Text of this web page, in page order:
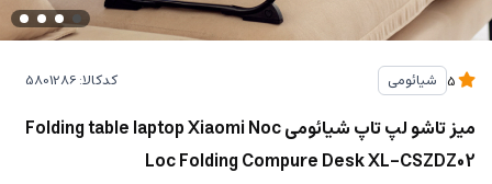
شیائومی کدکالا:
میز تاشو لپ تاپ شیائومی Folding table laptop Xiaomi Noc
Loc Folding Compure Desk XL-CSZDZ02